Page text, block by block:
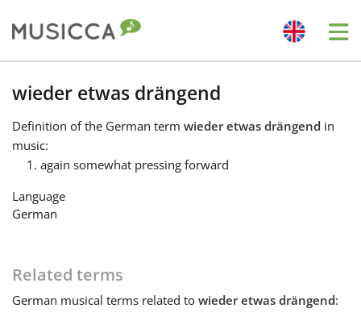
Bahasa Indonesia
Български
wieder etwas drängend
Definition of the German term wieder etwas drängend in
music:
again somewhat pressing forward
Language
German
Related terms
German musical terms related to wieder etwas drängend: